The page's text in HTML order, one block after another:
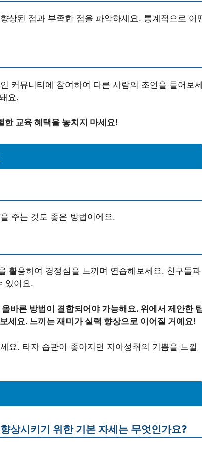
상된 점과 부족한 점을 파악하세요. 통계적으로 어
커뮤니티에 참여하여 다른 사람의 조언을 들어보세
요.
교육 혜택을 놓치지 마세요!
주는 것도 좋은 방법이에요.
활용하여 경쟁심을 느끼며 연습해보세요. 친구들과
있어요.
바른 방법이 결합되어야 가능해요. 위에서 제안한
세요. 느끼는 재미가 실력 향상으로 이어질 거예요!
요. 타자 습관이 좋아지면 자아성취의 기쁨을 느낄
상시키기 위한 기본 자세는 무엇인가요?